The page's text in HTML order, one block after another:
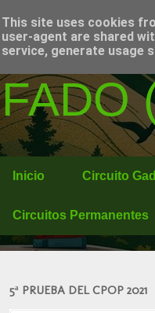
FADO
Inicio Circuito
Circuitos Permanentes
5ª PRUEBA DEL CPOP 2021
This site uses cookies
user-agent are shared
service, generate usage